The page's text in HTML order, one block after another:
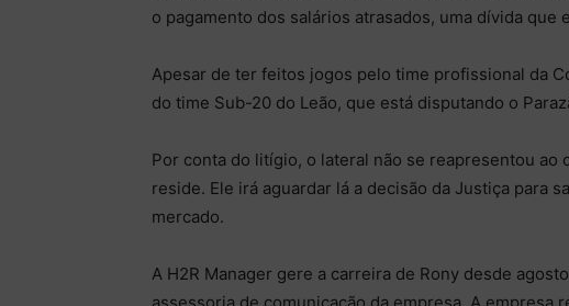
o pagamento dos salários atrasados, uma dívida que
Apesar de ter feitos jogos pelo time profissional da
do time Sub-20 do Leão, que está disputando o
Por conta do litígio, o lateral não se reapresentou ao
reside. Ele irá aguardar lá a decisão da Justiça para
mercado.
A H2R Manager gere a carreira de Rony desde